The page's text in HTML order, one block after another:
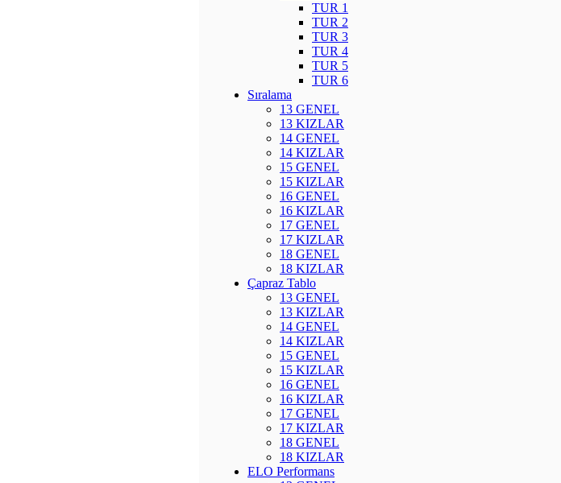
TUR 1
TUR 2
TUR 3
TUR 4
TUR 5
TUR 6
Sıralama
13 GENEL
13 KIZLAR
14 GENEL
14 KIZLAR
15 GENEL
15 KIZLAR
16 GENEL
16 KIZLAR
17 GENEL
17 KIZLAR
18 GENEL
18 KIZLAR
Çapraz Tablo
13 GENEL
13 KIZLAR
14 GENEL
14 KIZLAR
15 GENEL
15 KIZLAR
16 GENEL
16 KIZLAR
17 GENEL
17 KIZLAR
18 GENEL
18 KIZLAR
ELO Performans